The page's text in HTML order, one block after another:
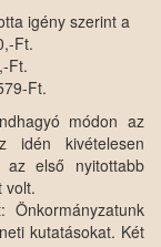
igény szerint a
Ft.
Ft.
Ft.
módon az
idén kivételesen
első nyitottabb
volt.
Önkormányzatunk
kutatásokat. Két